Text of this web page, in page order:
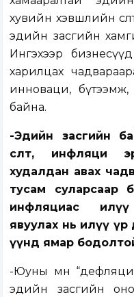
хувийн хэвшлийн
эдийн засгийн
Ингэхээр
харилцах
инноваци, бүтээмж,
байна.
-Эдийн засгийн
өсөлт, инфляци
худалдан авах
тусам суларсаар
инфляциас
явуулах нь илүү
үүнд ямар
-Юуны өмнө
эдийн засгийн